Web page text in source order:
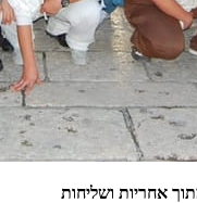
אחריות ושליחות